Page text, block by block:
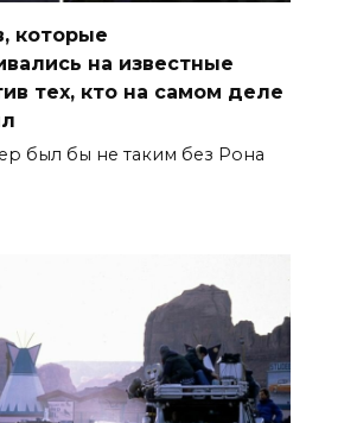
которые
на известные
тех, кто на самом деле
был бы не таким без Рона